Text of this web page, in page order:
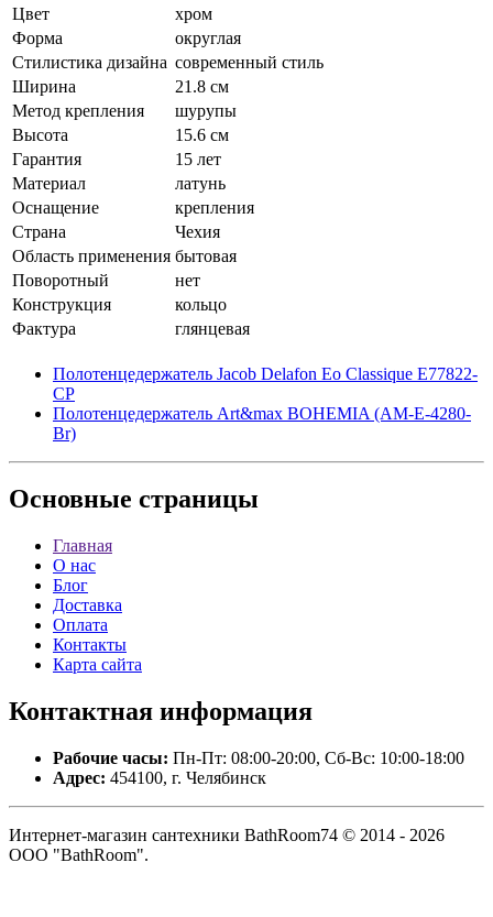
Цвет
хром
Форма
округлая
Стилистика дизайна современный стиль
Ширина
21.8 см
Метод крепления
шурупы
Высота
15.6 см
Гарантия
15 лет
Материал
латунь
Оснащение
крепления
Страна
Чехия
Область применения бытовая
Поворотный
нет
Конструкция
кольцо
Фактура
глянцевая
Полотенцедержатель Jacob Delafon Eo Classique E77822-
CP
Полотенцедержатель Art&max BOHEMIA (AM-E-4280-
Br)
Основные страницы
Главная
О нас
Блог
Доставка
Оплата
Контакты
Карта сайта
Контактная информация
Рабочие часы: Пн-Пт: 08:00-20:00, Сб-Вс: 10:00-18:00
Адрес: 454100, г. Челябинск
Интернет-магазин сантехники BathRoom74 © 2014 - 2026
ООО "BathRoom".